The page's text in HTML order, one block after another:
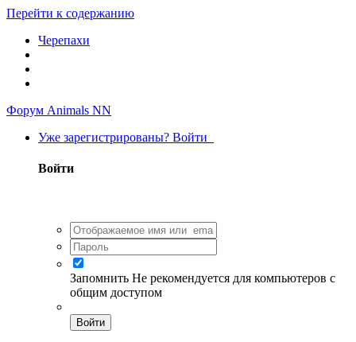
Перейти к содержанию
Черепахи
Форум Animals NN
Уже зарегистрированы? Войти
Войти
Запомнить Не рекомендуется для компьютеров с
общим доступом
Войти